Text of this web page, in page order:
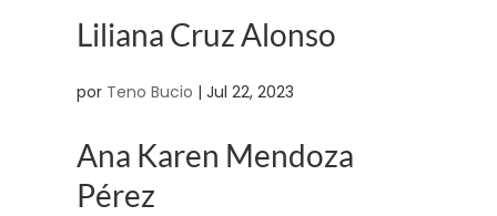
Liliana Cruz Alonso
por Teno Bucio | Jul 22, 2023
Ana Karen Mendoza
Pérez